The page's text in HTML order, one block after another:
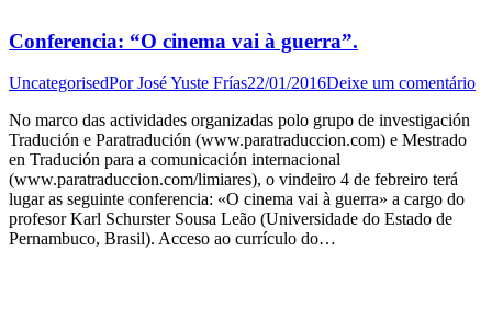
Conferencia: “O cinema vai à guerra”.
UncategorisedPorJosé Yuste Frías22/01/2016Deixe um comentário
No marco das actividades organizadas polo grupo de investigación
Tradución e Paratradución (www.paratraduccion.com) e Mestrado
en Tradución para a comunicación internacional
(www.paratraduccion.com/limiares), o vindeiro 4 de febreiro terá
lugar as seguinte conferencia: «O cinema vai à guerra» a cargo do
profesor Karl Schurster Sousa Leão (Universidade do Estado de
Pernambuco, Brasil). Acceso ao currículo do…